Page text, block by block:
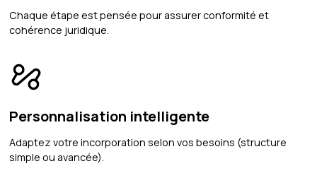
Chaque étape est pensée pour assurer conformité et
cohérence juridique.
Personnalisation intelligente
Adaptez votre incorporation selon vos besoins (structure
simple ou avancée).